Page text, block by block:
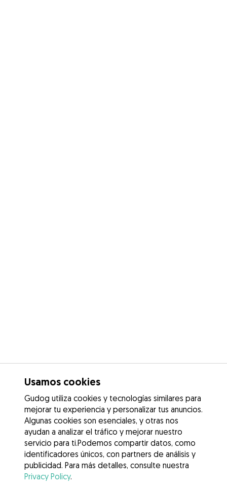
Contacta con Oihane
Usamos cookies
Gudog utiliza cookies y tecnologías similares para
mejorar tu experiencia y personalizar tus anuncios.
Algunas cookies son esenciales, y otras nos
ayudan a analizar el tráfico y mejorar nuestro
servicio para ti.Podemos compartir datos, como
identificadores únicos, con partners de análisis y
publicidad. Para más detalles, consulte nuestra
Privacy Policy.